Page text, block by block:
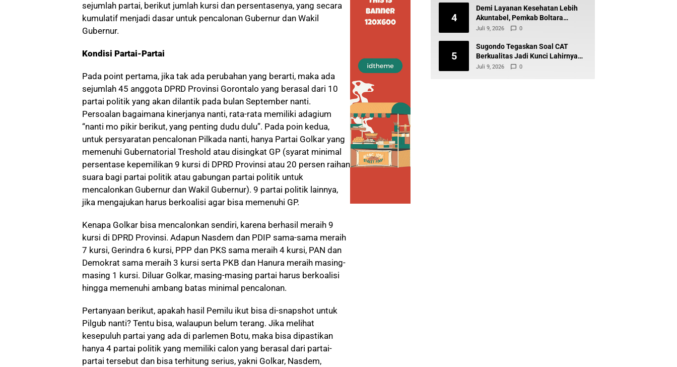
sejumlah partai, berikut jumlah kursi dan persentasenya, yang secara
kumulatif menjadi dasar untuk pencalonan Gubernur dan Wakil
Gubernur.
Kondisi Partai-Partai
Pada point pertama, jika tak ada perubahan yang berarti, maka ada
sejumlah 45 anggota DPRD Provinsi Gorontalo yang berasal dari 10
partai politik yang akan dilantik pada bulan September nanti.
Persoalan bagaimana kinerjanya nanti, rata-rata memiliki adagium
“nanti mo pikir berikut, yang penting dudu dulu”. Pada poin kedua,
untuk persyaratan pencalonan Pilkada nanti, hanya Partai Golkar yang
memenuhi Gubernatorial Treshold atau disingkat GP (syarat minimal
persentase kepemilikan 9 kursi di DPRD Provinsi atau 20 persen raihan
suara bagi partai politik atau gabungan partai politik untuk
mencalonkan Gubernur dan Wakil Gubernur). 9 partai politik lainnya,
jika mengajukan harus berkoalisi agar bisa memenuhi GP.
Kenapa Golkar bisa mencalonkan sendiri, karena berhasil meraih 9
kursi di DPRD Provinsi. Adapun Nasdem dan PDIP sama-sama meraih
7 kursi, Gerindra 6 kursi, PPP dan PKS sama meraih 4 kursi, PAN dan
Demokrat sama meraih 3 kursi serta PKB dan Hanura meraih masing-
masing 1 kursi. Diluar Golkar, masing-masing partai harus berkoalisi
hingga memenuhi ambang batas minimal pencalonan.
Pertanyaan berikut, apakah hasil Pemilu ikut bisa di-snapshot untuk
Pilgub nanti? Tentu bisa, walaupun belum terang. Jika melihat
kesepuluh partai yang ada di parlemen Botu, maka bisa dipastikan
hanya 4 partai politik yang memiliki calon yang berasal dari partai-
partai tersebut dan bisa terhitung serius, yakni Golkar, Nasdem,
4
Demi Layanan Kesehatan Lebih
Akuntabel, Pemkab Boltara
Percepat Digitalisasi Keuangan
Juli 9, 2026 0
5
Sugondo Tegaskan Soal CAT
Berkualitas Jadi Kunci Lahirnya
ASN Profesional dan Berintegritas
Juli 9, 2026 0